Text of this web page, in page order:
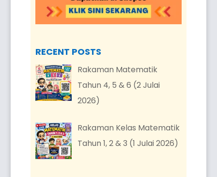
RECENT POSTS
Rakaman Matematik
Tahun 4, 5 & 6 (2 Julai
2026)
Rakaman Kelas Matematik
Tahun 1, 2 & 3 (1 Julai 2026)